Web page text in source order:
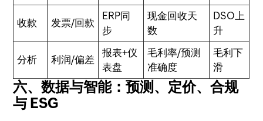
收款 发票/回款
ERP同
步
现金回收天
数
DSO上
升
分析 利润/偏差
报表+仪
表盘
毛利率/预测
准确度
毛利下
滑
六、数据与智能：预测、定价、合规
与 ESG